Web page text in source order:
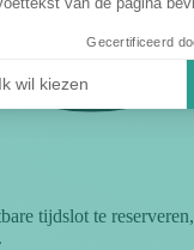
Gecertificeerd
Ik wil kiezen
tijdslot te